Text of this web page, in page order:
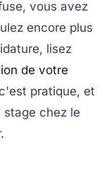
vous avez
encore plus
lisez
de votre
pratique, et
chez le